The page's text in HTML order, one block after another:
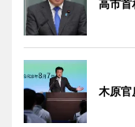
高市首
木原官